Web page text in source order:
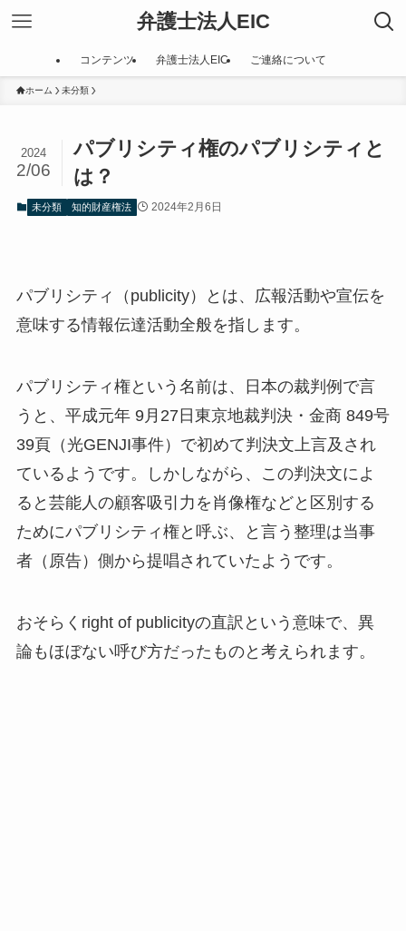
弁護士法人EIC
コンテンツ 弁護士法人EIC ご連絡について
ホーム 未分類
パブリシティ権のパブリシティと
は？
2024
2/06
未分類 知的財産権法 2024年2月6日
パブリシティ（publicity）とは、広報活動や宣伝を
意味する情報伝達活動全般を指します。
パブリシティ権という名前は、日本の裁判例で言
うと、平成元年 9月27日東京地裁判決・金商 849号
39頁（光GENJI事件）で初めて判決文上言及され
ているようです。しかしながら、この判決文によ
ると芸能人の顧客吸引力を肖像権などと区別する
ためにパブリシティ権と呼ぶ、と言う整理は当事
者（原告）側から提唱されていたようです。
おそらくright of publicityの直訳という意味で、異
論もほぼない呼び方だったものと考えられます。